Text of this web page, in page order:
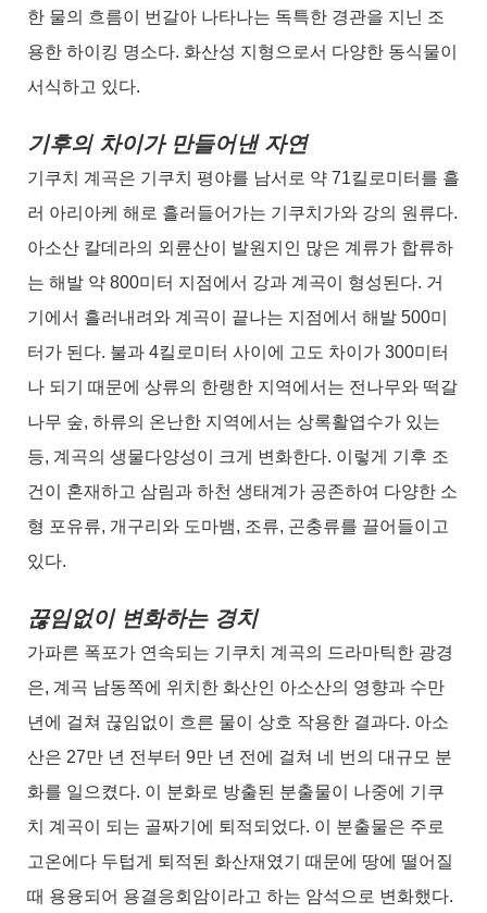
한 물의 흐름이 번갈아 나타나는 독특한 경관을 지닌 조
용한 하이킹 명소다. 화산성 지형으로서 다양한 동식물이
서식하고 있다.
기후의 차이가 만들어낸 자연
기쿠치 계곡은 기쿠치 평야를 남서로 약 71킬로미터를 흘
러 아리아케 해로 흘러들어가는 기쿠치가와 강의 원류다.
아소산 칼데라의 외륜산이 발원지인 많은 계류가 합류하
는 해발 약 800미터 지점에서 강과 계곡이 형성된다. 거
기에서 흘러내려와 계곡이 끝나는 지점에서 해발 500미
터가 된다. 불과 4킬로미터 사이에 고도 차이가 300미터
나 되기 때문에 상류의 한랭한 지역에서는 전나무와 떡갈
나무 숲, 하류의 온난한 지역에서는 상록활엽수가 있는
등, 계곡의 생물다양성이 크게 변화한다. 이렇게 기후 조
건이 혼재하고 삼림과 하천 생태계가 공존하여 다양한 소
형 포유류, 개구리와 도마뱀, 조류, 곤충류를 끌어들이고
있다.
끊임없이 변화하는 경치
가파른 폭포가 연속되는 기쿠치 계곡의 드라마틱한 광경
은, 계곡 남동쪽에 위치한 화산인 아소산의 영향과 수만
년에 걸쳐 끊임없이 흐른 물이 상호 작용한 결과다. 아소
산은 27만 년 전부터 9만 년 전에 걸쳐 네 번의 대규모 분
화를 일으켰다. 이 분화로 방출된 분출물이 나중에 기쿠
치 계곡이 되는 골짜기에 퇴적되었다. 이 분출물은 주로
고온에다 두텁게 퇴적된 화산재였기 때문에 땅에 떨어질
때 용융되어 용결응회암이라고 하는 암석으로 변화했다.